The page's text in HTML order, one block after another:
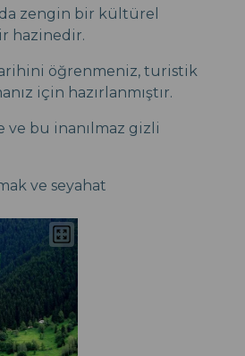
zengin bir kültürel
hazinedir.
öğrenmeniz, turistik
için hazırlanmıştır.
ve bu inanılmaz gizli
ve seyahat